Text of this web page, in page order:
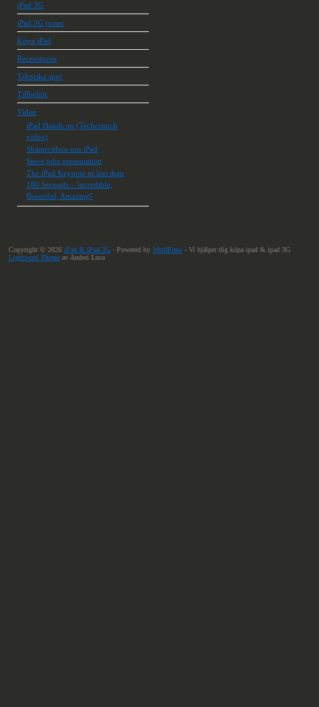
iPad 3G
iPad 3G priser
Köpa iPad
Recensioner
Tekniska spec
Tillbehör
Video
iPad Hands on (Techcrunch
video)
Skämtvideor om iPad
Steve jobs presentation
The iPad Keynote in less than
180 Seconds – Incredible,
Beautiful, Amazing!
Copyright © 2026 iPad & iPad 3G · Powered by WordPress - Vi hjälper dig köpa ipad & ipad 3G
Lightword Theme av Andrei Luca